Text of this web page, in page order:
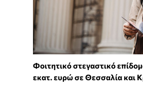
Φοιτητικό στεγαστικό
εκατ. ευρώ σε Θεσσαλία και